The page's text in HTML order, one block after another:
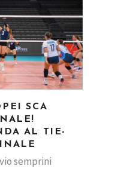
SCA
AL TIE-
semprini